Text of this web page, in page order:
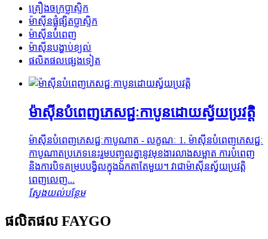
គ្រឿងចក្រប្លាស្ទិក
ម៉ាស៊ីនផ្លុំផ្សិតប្លាស្ទិក
ម៉ាស៊ីនបំពេញ
ម៉ាស៊ីនបង្ហាប់ខ្យល់
ផលិតផលផ្សេងទៀត
ម៉ាស៊ីនបំពេញភេសជ្ជៈកាបូនដោយស្វ័យប្រវត្តិ
ម៉ាស៊ីនបំពេញភេសជ្ជៈកាបូណាត - លក្ខណៈ 1. ម៉ាស៊ីនបំពេញភេសជ្ជៈ
កាបូណាតប្រភេទនេះរួមបញ្ចូលគ្នានូវមុខងារលាងសម្អាត ការបំពេញ
និងការបិទគម្របបង្វិលក្នុងឯកតាតែមួយ។ វាជាម៉ាស៊ីនស្វ័យប្រវត្តិ
ពេញលេញ...
ស្វែងយល់បន្ថែម
ផលិតផល FAYGO